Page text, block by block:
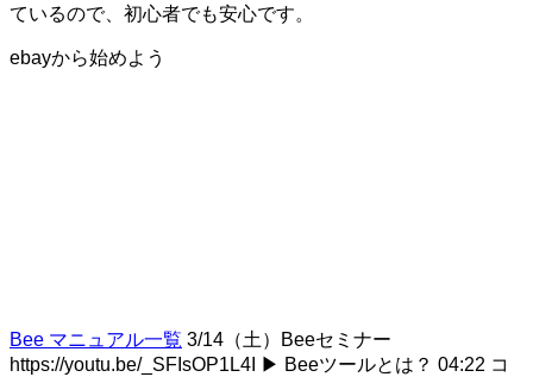
ているので、初心者でも安心です。
ebayから始めよう
Bee マニュアル一覧 3/14（土）Beeセミナー
https://youtu.be/_SFIsOP1L4I ▶ Beeツールとは？ 04:22 コ